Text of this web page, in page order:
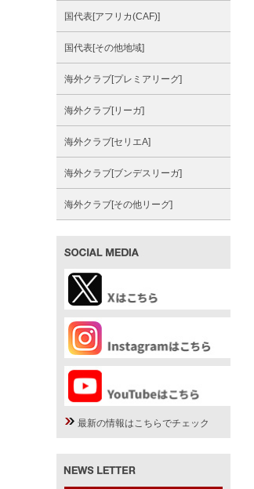
国代表[アフリカ(CAF)]
国代表[その他地域]
海外クラブ[プレミアリーグ]
海外クラブ[リーガ]
海外クラブ[セリエA]
海外クラブ[ブンデスリーガ]
海外クラブ[その他リーグ]
最新の情報はこちらでチェック